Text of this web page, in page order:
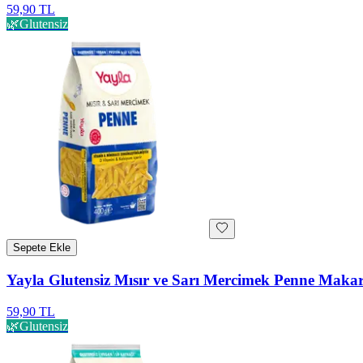
59,90 TL
🌿Glutensiz
Sepete Ekle
Yayla Glutensiz Mısır ve Sarı Mercimek Penne
59,90 TL
🌿Glutensiz